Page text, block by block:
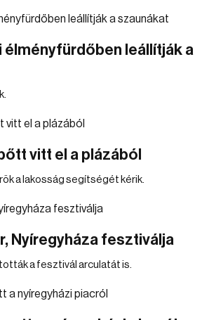
élményfürdőben leállítják a
vitt el a plázából
a lakosság segítségét kérik.
Nyíregyháza fesztiválja
a fesztivál arculatát is.